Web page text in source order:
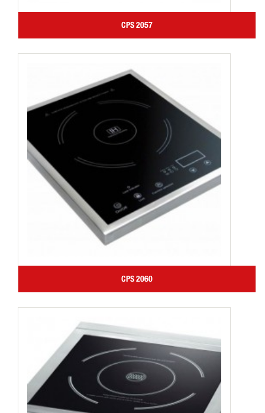
CPS 2057
CPS 2060